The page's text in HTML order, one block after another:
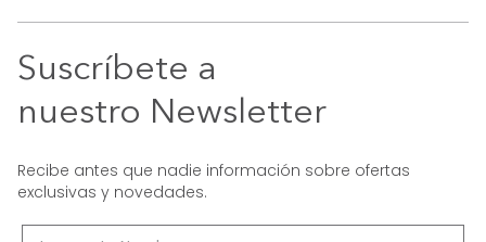
Suscríbete a
nuestro Newsletter
Recibe antes que nadie información sobre ofertas
exclusivas y novedades.